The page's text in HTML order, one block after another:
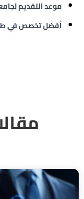
موعد التقديم
أفضل تخصص في طب